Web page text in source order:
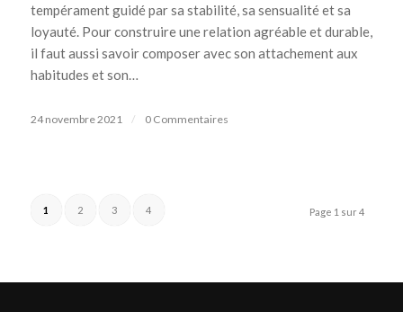
tempérament guidé par sa stabilité, sa sensualité et sa
loyauté. Pour construire une relation agréable et durable,
il faut aussi savoir composer avec son attachement aux
habitudes et son…
24 novembre 2021 / 0 Commentaires
Page 1 sur 4
1 2 3 4